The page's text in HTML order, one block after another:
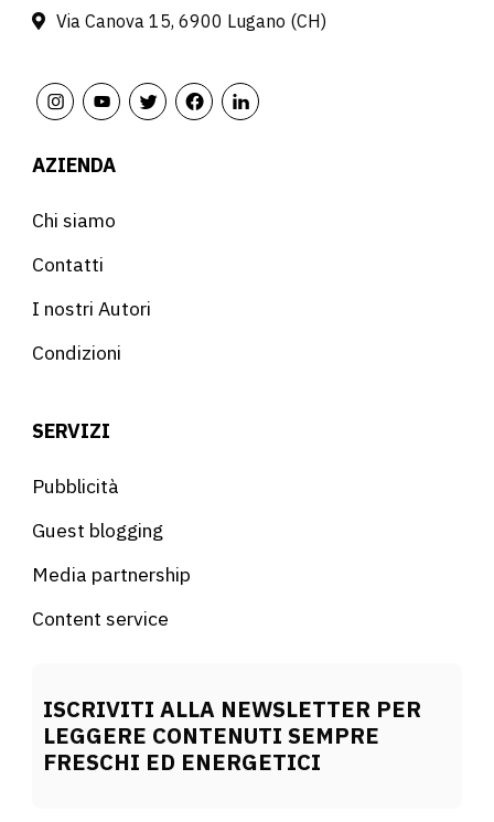
Via Canova 15, 6900 Lugano (CH)
AZIENDA
Chi siamo
Contatti
I nostri Autori
Condizioni
SERVIZI
Pubblicità
Guest blogging
Media partnership
Content service
ISCRIVITI ALLA NEWSLETTER PER
LEGGERE CONTENUTI SEMPRE
FRESCHI ED ENERGETICI